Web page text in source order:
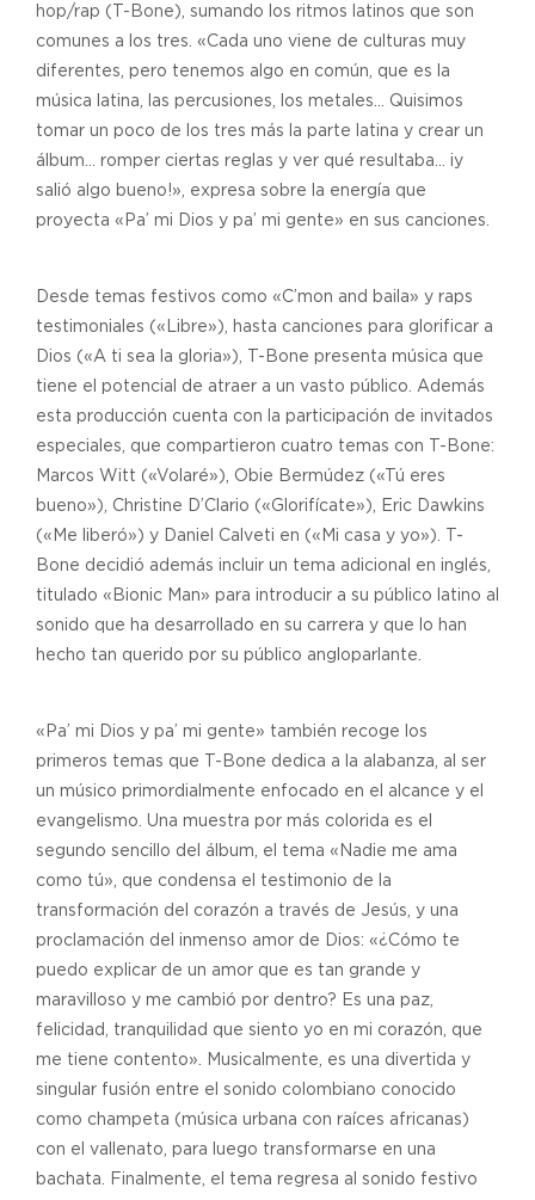
hop/rap (T-Bone), sumando los ritmos latinos que son
comunes a los tres. «Cada uno viene de culturas muy
diferentes, pero tenemos algo en común, que es la
música latina, las percusiones, los metales… Quisimos
tomar un poco de los tres más la parte latina y crear un
álbum… romper ciertas reglas y ver qué resultaba… ¡y
salió algo bueno!», expresa sobre la energía que
proyecta «Pa’ mi Dios y pa’ mi gente» en sus canciones.
Desde temas festivos como «C’mon and baila» y raps
testimoniales («Libre»), hasta canciones para glorificar a
Dios («A ti sea la gloria»), T-Bone presenta música que
tiene el potencial de atraer a un vasto público. Además
esta producción cuenta con la participación de invitados
especiales, que compartieron cuatro temas con T-Bone:
Marcos Witt («Volaré»), Obie Bermúdez («Tú eres
bueno»), Christine D’Clario («Glorifícate»), Eric Dawkins
(«Me liberó») y Daniel Calveti en («Mi casa y yo»). T-
Bone decidió además incluir un tema adicional en inglés,
titulado «Bionic Man» para introducir a su público latino al
sonido que ha desarrollado en su carrera y que lo han
hecho tan querido por su público angloparlante.
«Pa’ mi Dios y pa’ mi gente» también recoge los
primeros temas que T-Bone dedica a la alabanza, al ser
un músico primordialmente enfocado en el alcance y el
evangelismo. Una muestra por más colorida es el
segundo sencillo del álbum, el tema «Nadie me ama
como tú», que condensa el testimonio de la
transformación del corazón a través de Jesús, y una
proclamación del inmenso amor de Dios: «¿Cómo te
puedo explicar de un amor que es tan grande y
maravilloso y me cambió por dentro? Es una paz,
felicidad, tranquilidad que siento yo en mi corazón, que
me tiene contento». Musicalmente, es una divertida y
singular fusión entre el sonido colombiano conocido
como champeta (música urbana con raíces africanas)
con el vallenato, para luego transformarse en una
bachata. Finalmente, el tema regresa al sonido festivo